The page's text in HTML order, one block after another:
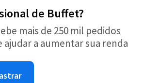
de Buffet?
mais de 250 mil pedidos
ajudar a aumentar sua renda